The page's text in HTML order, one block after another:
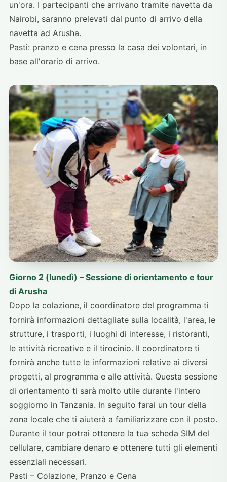
un'ora. I partecipanti che arrivano tramite navetta da
Nairobi, saranno prelevati dal punto di arrivo della
navetta ad Arusha.
Pasti: pranzo e cena presso la casa dei volontari, in
base all'orario di arrivo.
Giorno 2 (lunedì) – Sessione di orientamento e tour
di Arusha
Dopo la colazione, il coordinatore del programma ti
fornirà informazioni dettagliate sulla località, l'area, le
strutture, i trasporti, i luoghi di interesse, i ristoranti,
le attività ricreative e il tirocinio. Il coordinatore ti
fornirà anche tutte le informazioni relative ai diversi
progetti, al programma e alle attività. Questa sessione
di orientamento ti sarà molto utile durante l'intero
soggiorno in Tanzania. In seguito farai un tour della
zona locale che ti aiuterà a familiarizzare con il posto.
Durante il tour potrai ottenere la tua scheda SIM del
cellulare, cambiare denaro e ottenere tutti gli elementi
essenziali necessari.
Pasti – Colazione, Pranzo e Cena